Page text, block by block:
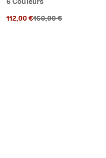
112,00 €Prix précédent
160,00 €